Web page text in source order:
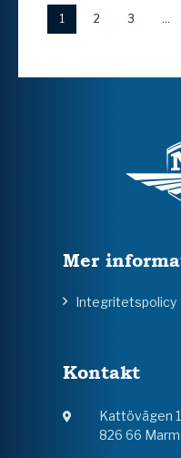
1 2 3 …
Mer
Integritetspolicy
Kontakt
Kattövägen
826 66